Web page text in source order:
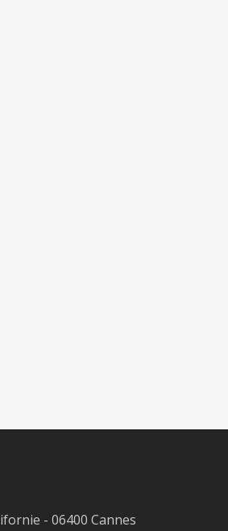
- 06400 Cannes